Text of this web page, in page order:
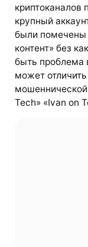
криптоканалов
крупный
были помечены
контент» без
быть проблема
может
Tech» «Ivan on